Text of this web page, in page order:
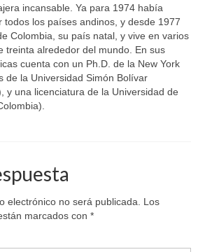
incansable. Ya para 1974 había
todos los países andinos, y desde 1977
Colombia, su país natal, y vive en varios
treinta alrededor del mundo. En sus
cuenta con un Ph.D. de la New York
de la Universidad Simón Bolívar
y una licenciatura de la Universidad de
electrónico no será publicada.
Los
marcados con *